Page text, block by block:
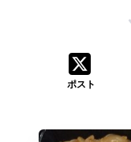
ポスト